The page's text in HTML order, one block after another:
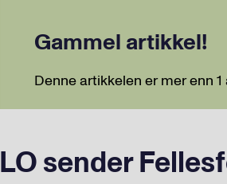
Gammel artikkel!
Denne artikkelen er mer enn
LO sender